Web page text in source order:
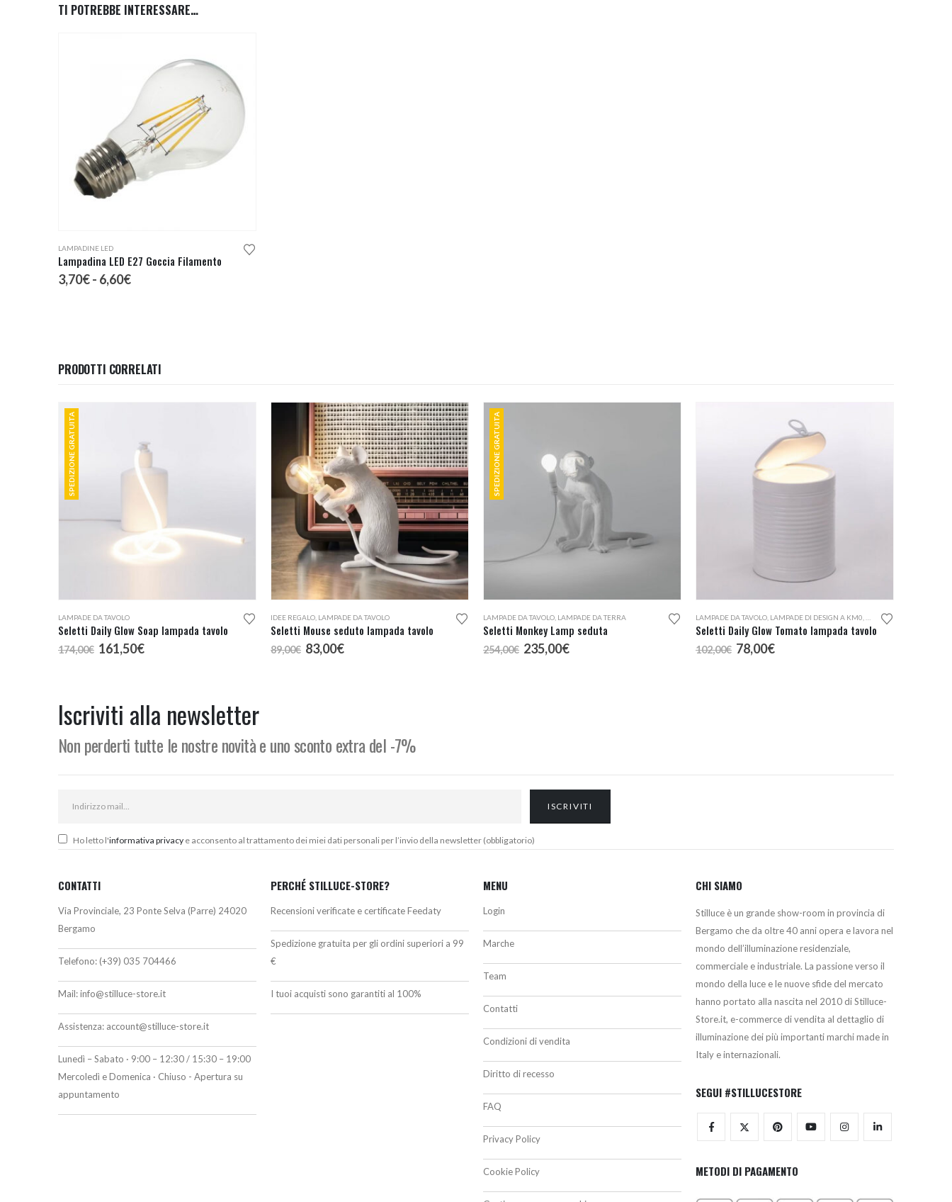
TI POTREBBE INTERESSARE…
LAMPADINE LED
Lampadina LED E27 Goccia Filamento
3,70€- 6,60€Fascia
PRODOTTI CORRELATI
SPEDIZIONE GRATUITA
LAMPADE DA TAVOLO
Seletti Daily Glow Soap lampada tavolo
174,00€ Il
prezzo
161,50€Il
IDEE REGALO LAMPADE DA TAVOLO
Seletti Mouse seduto lampada tavolo
89,00€ Il
prezzo
83,00€Il
SPEDIZIONE GRATUITA
LAMPADE DA TAVOLO LAMPADE DA TERRA
Seletti Monkey Lamp seduta
254,00€ Il
prezzo
235,00€Il
LAMPADE DA TAVOLO LAMPADE DI DESIGN A KM0 LAMPADE PORTATILI
Seletti Daily Glow Tomato lampada tavolo
102,00€ Il
prezzo
78,00€Il
Iscriviti alla newsletter
Non perderti tutte le nostre novità e uno sconto extra del -7%
Ho letto l'informativa privacy e acconsento al trattamento dei miei dati personali per l’invio della newsletter (obbligatorio)
CONTATTI
Via Provinciale, 23 Ponte Selva (Parre) 24020
Bergamo
Telefono: (+39) 035 704466
Mail:info@stilluce-store.it
Assistenza: account@stilluce-store.it
Lunedì – Sabato · 9:00 – 12:30 / 15:30 – 19:00
Mercoledì e Domenica · Chiuso - Apertura su
appuntamento
PERCHÉ STILLUCE-STORE?
Recensioni verificate e certificate Feedaty
Spedizione gratuita per gli ordini superiori a 99
€
I tuoi acquisti sono garantiti al 100%
MENU
Login
Marche
Team
Contatti
Condizioni di vendita
Diritto di recesso
FAQ
Privacy Policy
Cookie Policy
CHI SIAMO
Stilluce è un grande show-room in provincia di
Bergamo che da oltre 40 anni opera e lavora nel
mondo dell’illuminazione residenziale,
commerciale e industriale. La passione verso il
mondo della luce e le nuove sfide del mercato
hanno portato alla nascita nel 2010 di Stilluce-
Store.it, e-commerce di vendita al dettaglio di
illuminazione dei più importanti marchi made in
Italy e internazionali.
SEGUI #STILLUCESTORE
METODI DI PAGAMENTO